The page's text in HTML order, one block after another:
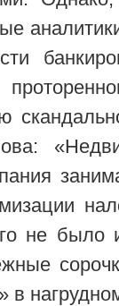
не было
в